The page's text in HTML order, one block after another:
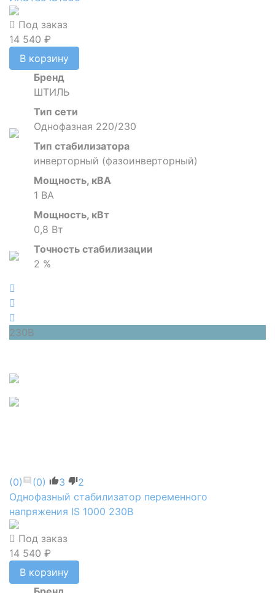
Под заказ
14 540 ₽
В корзину
Бренд
ШТИЛЬ
Тип сети
Однофазная 220/230
Тип стабилизатора
инверторный (фазоинверторный)
Мощность, кВА
1 ВА
Мощность, кВт
0,8 Вт
Точность стабилизации
2 %
230В
(0) (0) 3
2
Однофазный стабилизатор переменного
напряжения IS 1000 230В
Под заказ
14 540 ₽
В корзину